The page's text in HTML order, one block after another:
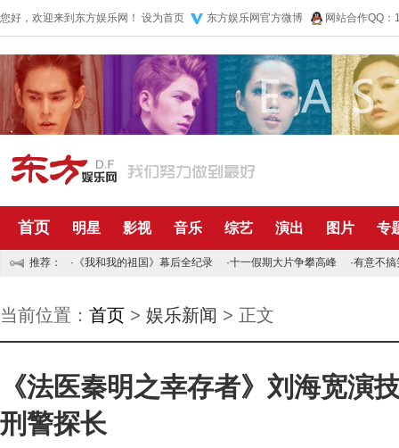
您好，欢迎来到东方娱乐网！ 设为首页 东方娱乐网官方微博 网站合作QQ
首页 明星 影视 音乐 综艺 演出 图片 专
推荐： · 《我和我的祖国》幕后全纪录 ·十一假期大片争攀高峰 ·有意不搞
当前位置： 首页 > 娱乐新闻 > 正文
《法医秦明之幸存者》刘海宽演
刑警探长